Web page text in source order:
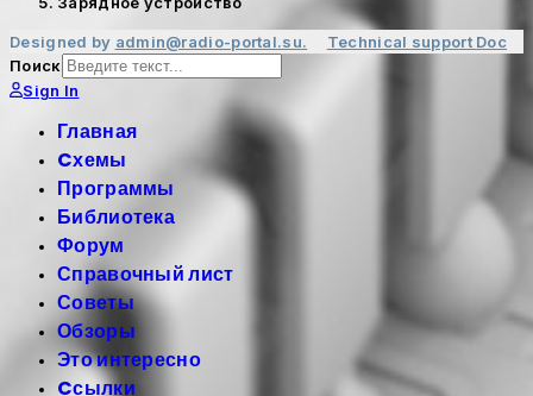
Designed by admin@radio-portal.su. Technical support Doc
Поиск
Sign In
Главная
Cхемы
Программы
Библиотека
Форум
Справочный лист
Советы
Обзоры
Это интересно
Cсылки